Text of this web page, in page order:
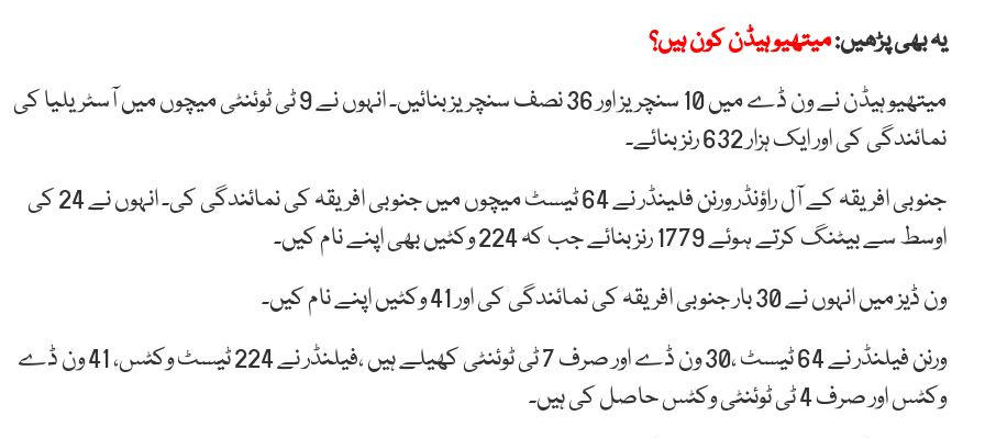
یہ بھی پڑھیں:میتھیو ہیڈن کون ہیں؟
میتھیو ہیڈن نے ون ڈے میں 10 سنچریز اور 36 نصف سنچریز بنائیں۔ انہوں نے 9 ٹی ٹوئنٹی میچوں میں آسٹریلیا کی
نمائندگی کی اور ایک ہزار 632 رنز بنائے۔
جنوبی افریقہ کے آل راؤنڈر ورنن فلینڈر نے 64 ٹیسٹ میچوں میں جنوبی افریقہ کی نمائندگی کی۔ انہوں نے 24 کی
اوسط سے بیٹنگ کرتے ہوئے 1779 رنز بنائے جب کہ 224 وکٹیں بھی اپنے نام کیں۔
ون ڈیز میں انہوں نے 30 بار جنوبی افریقہ کی نمائندگی کی اور 41 وکٹیں اپنے نام کیں۔
ورنن فیلنڈر نے 64 ٹیسٹ ،30 ون ڈے اور صرف 7 ٹی ٹوئنٹی کھیلے ہیں ،فیلنڈر نے 224 ٹیسٹ وکٹس، 41 ون ڈے
وکٹس اور صرف 4 ٹی ٹوئنٹی وکٹس حاصل کی ہیں۔